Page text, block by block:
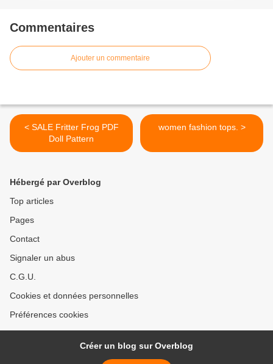
Commentaires
Ajouter un commentaire
< SALE Fritter Frog PDF
Doll Pattern
women fashion tops. >
Hébergé par Overblog
Top articles
Pages
Contact
Signaler un abus
C.G.U.
Cookies et données personnelles
Préférences cookies
Créer un blog sur Overblog